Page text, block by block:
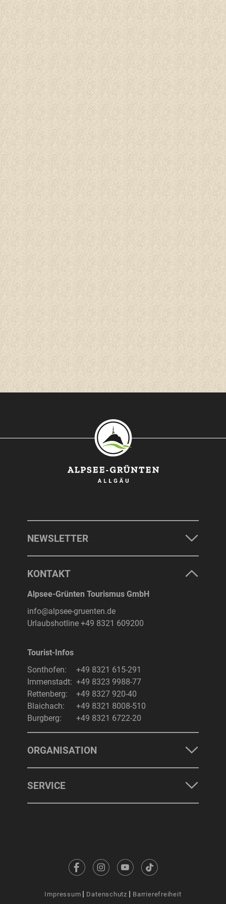
NEWSLETTER
KONTAKT
Alpsee-Grünten Tourismus GmbH
info@alpsee-gruenten.de
Urlaubshotline +49 8321 609200
Tourist-Infos
Sonthofen:
+49 8321 615-291
Immenstadt: +49 8323 9988-77
Rettenberg:
+49 8327 920-40
Blaichach:
+49 8321 8008-510
Burgberg:
+49 8321 6722-20
ORGANISATION
SERVICE
Impressum Datenschutz Barrierefreiheit